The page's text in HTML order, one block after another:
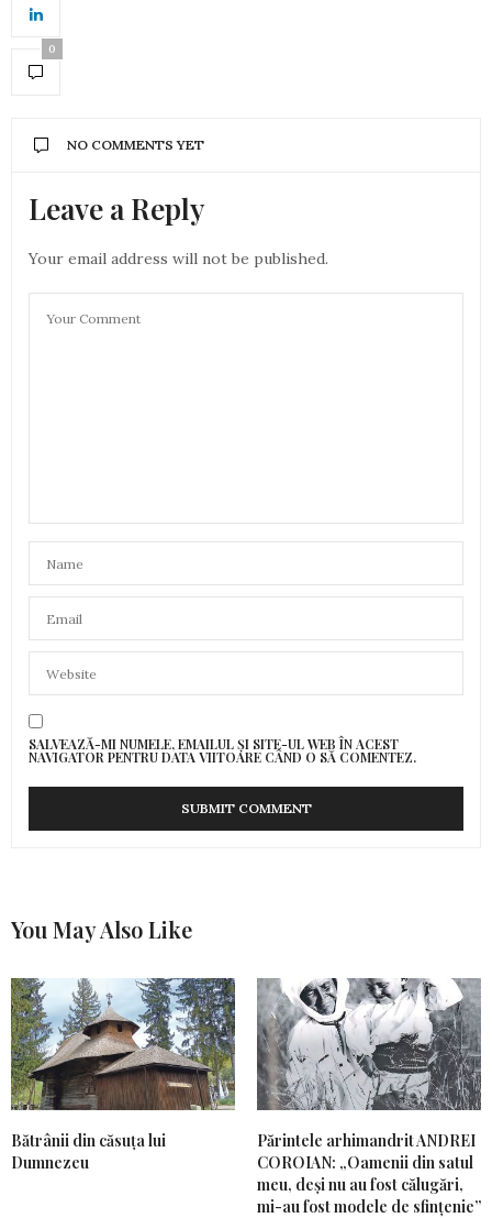
0
NO COMMENTS YET
Leave a Reply
Your email address will not be published.
SALVEAZĂ-MI NUMELE, EMAILUL ȘI SITE-UL WEB ÎN ACEST
NAVIGATOR PENTRU DATA VIITOARE CÂND O SĂ COMENTEZ.
You May Also Like
Bătrânii din căsuța lui
Dumnezeu
Părintele arhimandrit ANDREI
COROIAN: „Oamenii din satul
meu, deși nu au fost călugări,
mi-au fost modele de sfințenie”